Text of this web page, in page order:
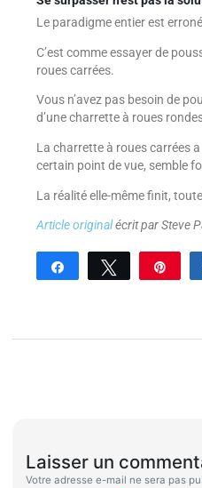
Le paradigme entier est
C’est comme essayer de
roues carrées.
Vous n’avez pas besoin de
d’une charrette à roues
La charrette à roues carrées a
certain point de vue, semble
La réalité elle-même finit,
Article originalécrit par Steve
Partagez Tweetez
Laisser un
Votre adresse e-mail ne sera pas